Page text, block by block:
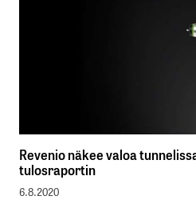
Revenio näkee valoa
tulosraportin
6.8.2020